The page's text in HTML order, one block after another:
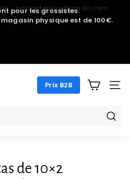
Diaporama
pour les grossistes.
physique est de 100€.
Prix B2B
de 10×2